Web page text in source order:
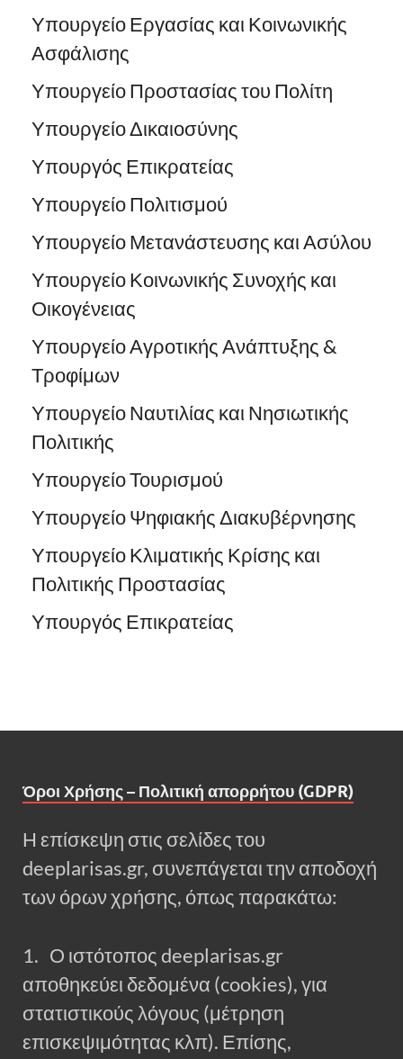
Υπουργείο Εργασίας και Κοινωνικής
Ασφάλισης
Υπουργείο Προστασίας του Πολίτη
Υπουργείο Δικαιοσύνης
Υπουργός Επικρατείας
Υπουργείο Πολιτισμού
Υπουργείο Μετανάστευσης και Ασύλου
Υπουργείο Κοινωνικής Συνοχής και
Οικογένειας
Υπουργείο Αγροτικής Ανάπτυξης &
Τροφίμων
Υπουργείο Ναυτιλίας και Νησιωτικής
Πολιτικής
Υπουργείο Τουρισμού
Υπουργείο Ψηφιακής Διακυβέρνησης
Υπουργείο Κλιματικής Κρίσης και
Πολιτικής Προστασίας
Υπουργός Επικρατείας
Όροι Χρήσης – Πολιτική απορρήτου (GDPR)
Η επίσκεψη στις σελίδες του
deeplarisas.gr, συνεπάγεται την αποδοχή
των όρων χρήσης, όπως παρακάτω:
1. Ο ιστότοπος deeplarisas.gr
αποθηκεύει δεδομένα (cookies), για
στατιστικούς λόγους (μέτρηση
επισκεψιμότητας κλπ). Επίσης,